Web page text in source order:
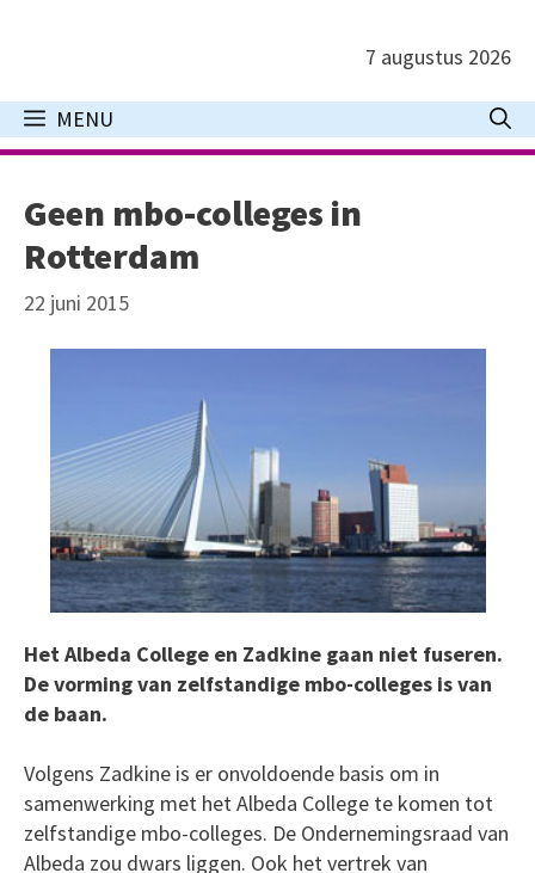
inhoud
7 augustus 2026
MENU
Geen mbo-colleges in
Rotterdam
22 juni 2015
Het Albeda College en Zadkine gaan niet fuseren.
De vorming van zelfstandige mbo-colleges is van
de baan.
Volgens Zadkine is er onvoldoende basis om in
samenwerking met het Albeda College te komen tot
zelfstandige mbo-colleges. De Ondernemingsraad van
Albeda zou dwars liggen. Ook het vertrek van